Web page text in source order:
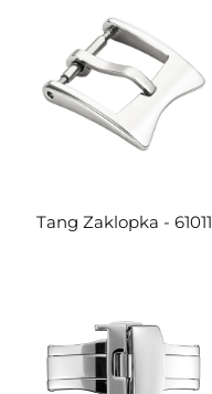
Tang Zaklopka - 61011